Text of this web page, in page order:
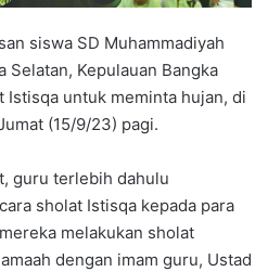
siswa SD Muhammadiyah
Selatan, Kepulauan Bangka
untuk meminta hujan, di
(15/9/23) pagi.
guru terlebih dahulu
sholat Istisqa kepada para
melakukan sholat
dengan imam guru, Ustad